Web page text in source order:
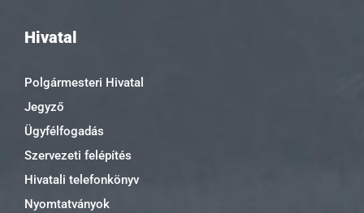
Hivatal
Polgármesteri Hivatal
Jegyző
Ügyfélfogadás
Szervezeti felépítés
Hivatali telefonkönyv
Nyomtatványok